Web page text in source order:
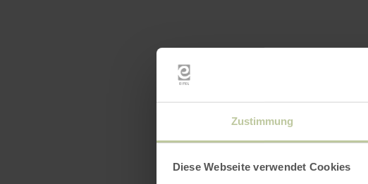
Zustimmung
Diese Webseite verwendet Cookies